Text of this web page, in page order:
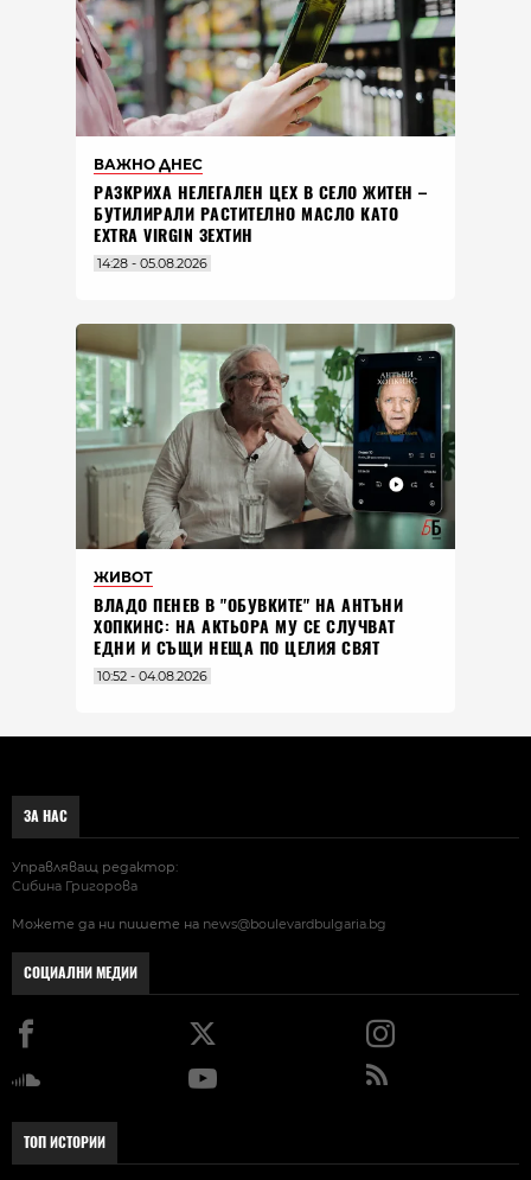
ВАЖНО ДНЕС
РАЗКРИХА НЕЛЕГАЛЕН ЦЕХ В СЕЛО ЖИТЕН –
БУТИЛИРАЛИ РАСТИТЕЛНО МАСЛО КАТО
EXTRA VIRGIN ЗЕХТИН
14:28 - 05.08.2026
ЖИВОТ
ВЛАДO ПЕНЕВ В "ОБУВКИТЕ" НА АНТЪНИ
ХОПКИНС: НА АКТЬОРА МУ СЕ СЛУЧВАТ
ЕДНИ И СЪЩИ НЕЩА ПО ЦЕЛИЯ СВЯТ
10:52 - 04.08.2026
ЗА НАС
Управляващ редактор:
Сибина Григорова
Можете да ни пишете на news@boulevardbulgaria.bg
СОЦИАЛНИ МЕДИИ
ТОП ИСТОРИИ